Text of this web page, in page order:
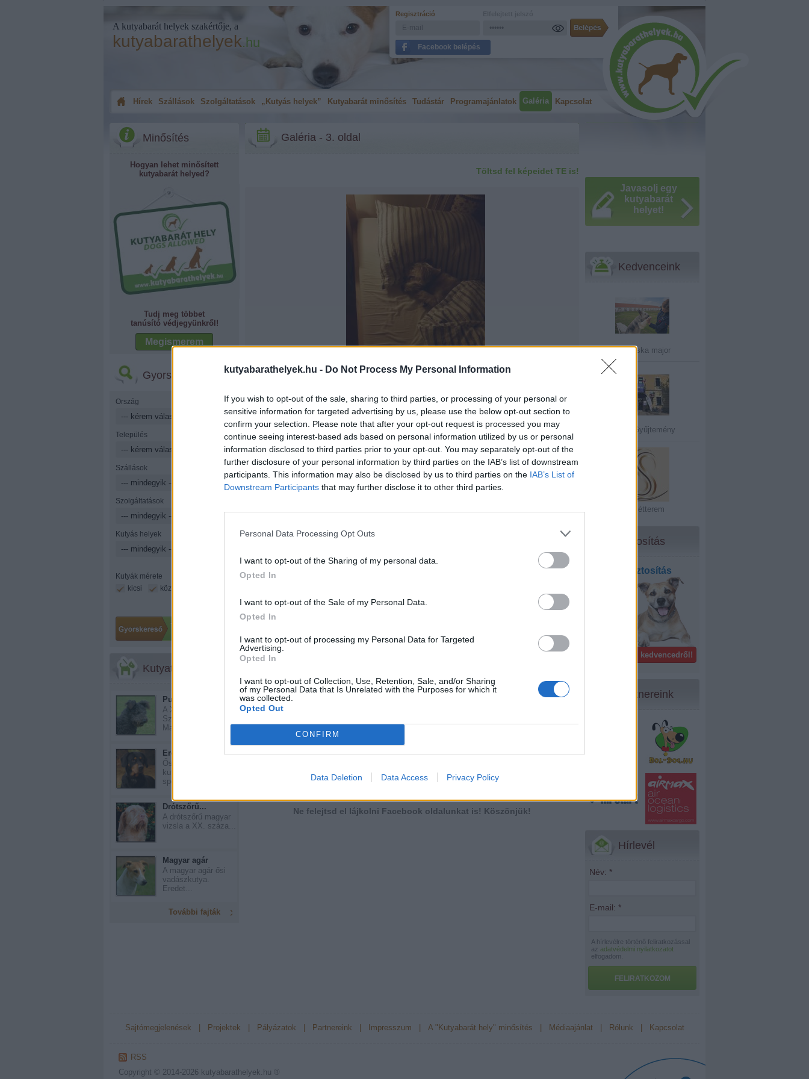
kutyabarathelyek.hu - Do Not Process My Personal Information
If you wish to opt-out of the sale, sharing to third parties, or processing of your personal or
sensitive information for targeted advertising by us, please use the below opt-out section to
confirm your selection. Please note that after your opt-out request is processed you may
continue seeing interest-based ads based on personal information utilized by us or personal
information disclosed to third parties prior to your opt-out. You may separately opt-out of the
further disclosure of your personal information by third parties on the IAB’s list of downstream
participants. This information may also be disclosed by us to third parties on the IAB’s List of
Downstream Participants that may further disclose it to other third parties.
Personal Data Processing Opt Outs
I want to opt-out of the Sharing of my personal data.
Opted In
I want to opt-out of the Sale of my Personal Data.
Opted In
I want to opt-out of processing my Personal Data for Targeted
Advertising.
Opted In
I want to opt-out of Collection, Use, Retention, Sale, and/or Sharing
of my Personal Data that Is Unrelated with the Purposes for which it
was collected.
Opted Out
CONFIRM
Data Deletion Data Access Privacy Policy
A kutyabarát helyek szakértője, a
kutyabarathelyek.hu
Regisztráció
Facebook belépés
Hírek Szállások Szolgáltatások „Kutyás helyek” Kutyabarát minősítés Tudástár Programajánlatok Galéria Kapcsolat
Minősítés
Hogyan lehet minősített
kutyabarát helyed?
Tudj meg többet
tanúsító védjegyünkről!
Megismerem
Gyorskereső
Ország
Település
Szállások
Szolgáltatások
Kutyás helyek
Kutyák mérete
kicsi
közepes
Kutyatár
Pumi
A XVII - XVIII.
Században
Magyarorszá...
Erdélyi kopó
Ősi magyar
kutyafajta, amelyet a
spec...
Drótszőrű...
A drótszőrű magyar
vizsla a XX. száza...
Magyar agár
A magyar agár ősi
vadászkutya.
Eredet...
További fajták
Galéria - 3. oldal
Töltsd fel képeidet TE is!
Ne felejtsd el lájkolni Facebook oldalunkat is! Köszönjük!
Javasolj egy
kutyabarát
helyet!
Kedvenceink
Franciska major
Sajdik Gyűjtemény
Solli étterem
Biztosítás
Kisállat biztosítás
Gondoskodj kedvencedről!
Partnereink
Hírlevél
Név: *
E-mail: *
A hírlevélre történő feliratkozással
az adatvédelmi nyilatkozatot
elfogadom.
FELIRATKOZOM
Sajtómegjelenések Projektek Pályázatok Partnereink Impresszum A "Kutyabarát hely" minősítés Médiaajánlat| Rólunk Kapcsolat
RSS
Copyright © 2014-2026 kutyabarathelyek.hu ®